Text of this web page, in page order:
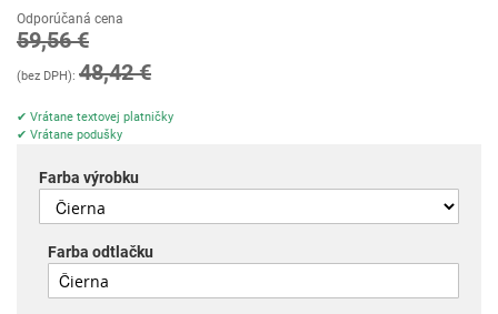
Odporúčaná cena
59,56 €
48,42 €
✔ Vrátane textovej platničky
✔ Vrátane podušky
Farba výrobku
Farba odtlačku